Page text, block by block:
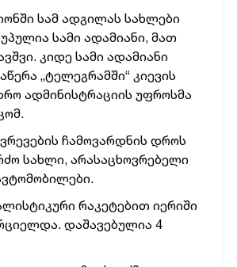
სამ ადგილას სახლები
სამი ადამიანი, მათ
კიდე სამი ადამიანი
„ტელეგრამში“ კიევის
ადმინისტრაციის უფროსმა
ჩამოვარდნის დროს
სახლი, არასაცხოვრებელი
რაკეტებით იერიში
დაშავებულია 4